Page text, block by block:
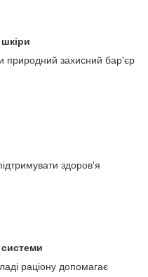
природний захисний бар'єр
здоров'я
раціону допомагає